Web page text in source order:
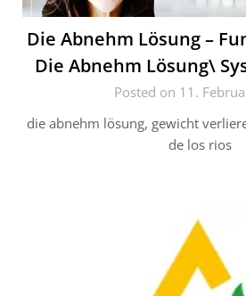
Die Abnehm Lösung –
Die Abnehm Lösung\
Posted on 11.
die abnehm lösung, gewicht
de los rios